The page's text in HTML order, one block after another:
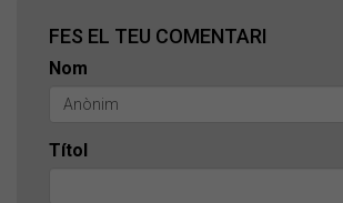
FES EL TEU COMENTARI
Nom
Títol